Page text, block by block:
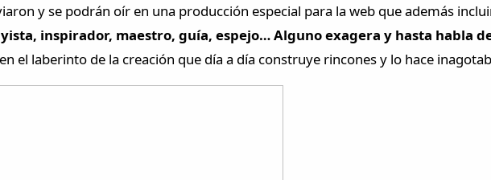
y se podrán oír en una producción especial para la web que además
inspirador, maestro, guía, espejo… Alguno exagera y hasta habla
el laberinto de la creación que día a día construye rincones y lo hace